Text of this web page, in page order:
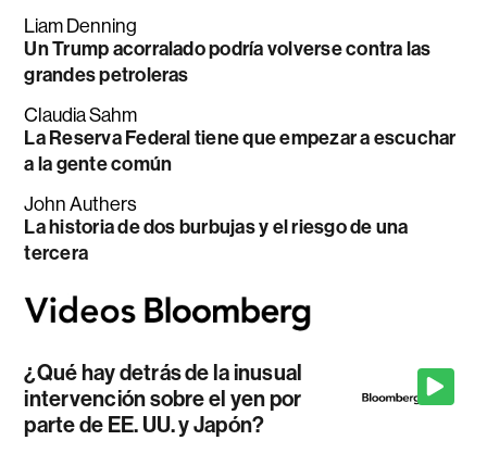
Liam Denning
Un Trump acorralado podría volverse contra las
grandes petroleras
Claudia Sahm
La Reserva Federal tiene que empezar a escuchar
a la gente común
John Authers
La historia de dos burbujas y el riesgo de una
tercera
¿Qué hay detrás de la inusual
intervención sobre el yen por
parte de EE. UU. y Japón?